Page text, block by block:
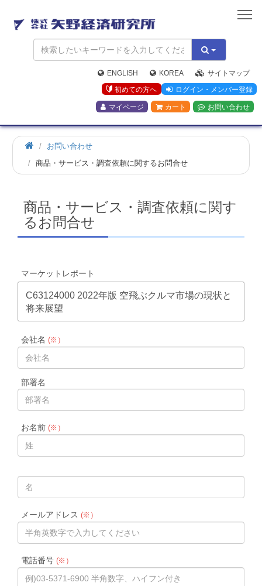
矢
野
経
済
研
究
所
ENGLISH KOREA
サイトマップ
初めての方へ
ログイン・メンバー登録
マイページ カート お問い合わせ
お問い合わせ
商品・サービス・調査依頼に関するお問合せ
商品・サービス・調査依頼に関す
るお問合せ
マーケットレポート
C63124000 2022年版 空飛ぶクルマ市場の現状と
将来展望
会社名 (※）
部署名
お名前(※）
メールアドレス (※）
電話番号(※）